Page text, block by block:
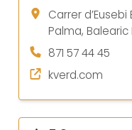
Carrer
Palma, Balearic
871 57 44 45
kverd.com